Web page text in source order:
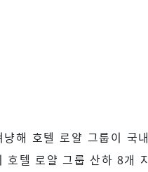
해 호텔 로얄 그룹이
텔 로얄 그룹 산하 8